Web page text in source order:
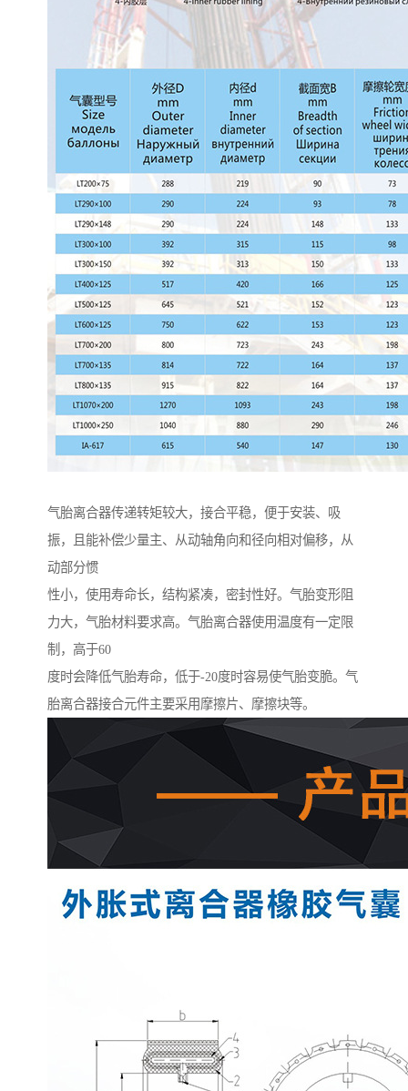
气胎离合器传递转矩较大，接合平稳，便于安装、吸
振，且能补偿少量主、从动轴角向和径向相对偏移，从
动部分惯
性小，使用寿命长，结构紧凑，密封性好。气胎变形阻
力大，气胎材料要求高。气胎离合器使用温度有一定限
制，高于60
度时会降低气胎寿命，低于-20度时容易使气胎变脆。气
胎离合器接合元件主要采用摩擦片、摩擦块等。